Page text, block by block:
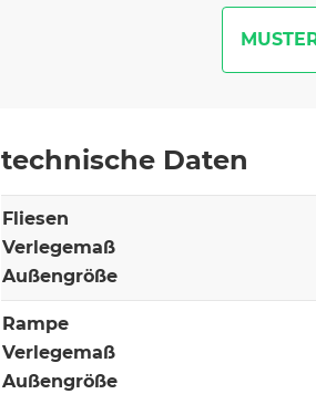
technische Daten
Fliesen
Verlegemaß
Außengröße
Rampe
Verlegemaß
Außengröße